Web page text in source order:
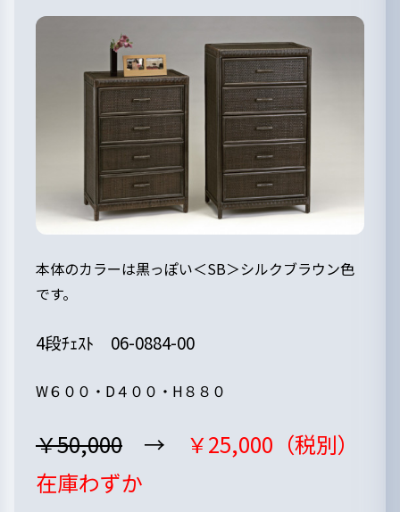
本体のカラーは黒っぽい＜SB＞シルクブラウン色
です。
4段ﾁｪｽﾄ 06-0884-00
W６００・D４００・H８８０
￥50,000 →
￥25,000（税別）
在庫わずか